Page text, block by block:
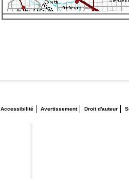
Accessibilité Avertissement Droit d'auteur